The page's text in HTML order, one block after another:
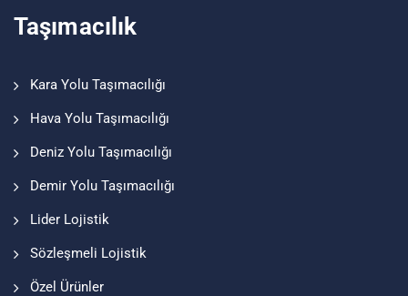
Taşımacılık
Kara Yolu Taşımacılığı
Hava Yolu Taşımacılığı
Deniz Yolu Taşımacılığı
Demir Yolu Taşımacılığı
Lider Lojistik
Sözleşmeli Lojistik
Özel Ürünler